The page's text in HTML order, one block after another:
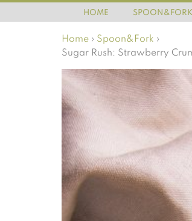
HOME SPOON&FORK
Home › Spoon&Fork ›
Sugar Rush: Strawberry